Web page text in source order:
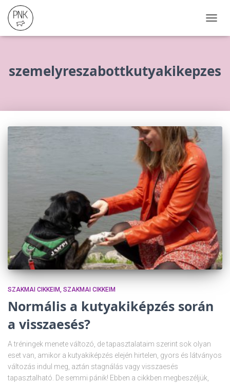
szemelyreszabottkutyakikepzes
SZAKMAI CIKKEIM SZAKMAI CIKKEIM
Normális a kutyakiképzés során
a visszaesés?
A tréningek menete változó, de tapasztalataim szerint sok olyan
eset van, amikor a kutyakiképzés elején hirtelen, gyors és látványos
változás indul meg, aztán stagnálás vagy visszaesés
tapasztalható. De semmi pánik! Ebben a cikkben megbeszéljük,